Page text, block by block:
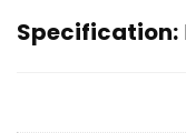
Specification: